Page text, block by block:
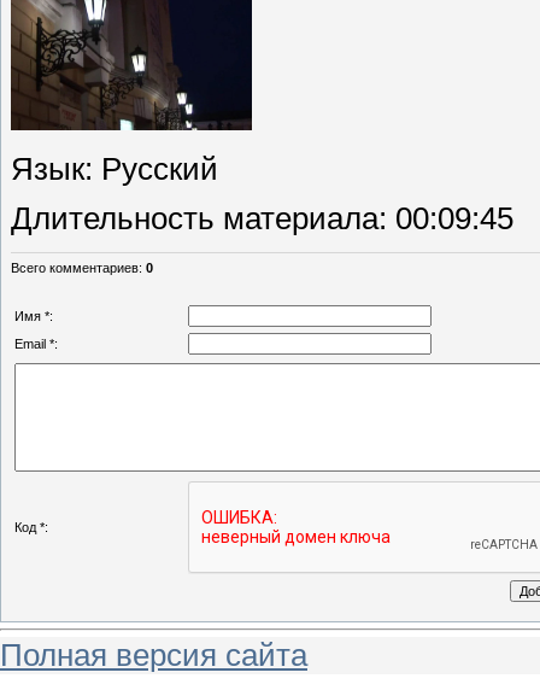
Язык: Русский
Длительность материала: 00:09:45
Всего комментариев: 0
Имя *:
Email *:
Код *:
Полная версия сайта